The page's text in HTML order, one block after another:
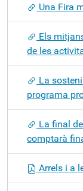
Una Fira
Els
de les
La
programa
La final
comptarà
Arrels i a